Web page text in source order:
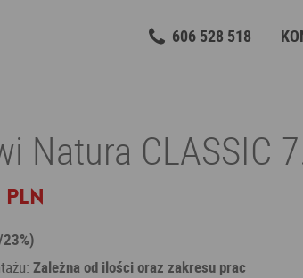
606 528 518
Natura CLASSIC
Zależna od ilości oraz zakresu prac